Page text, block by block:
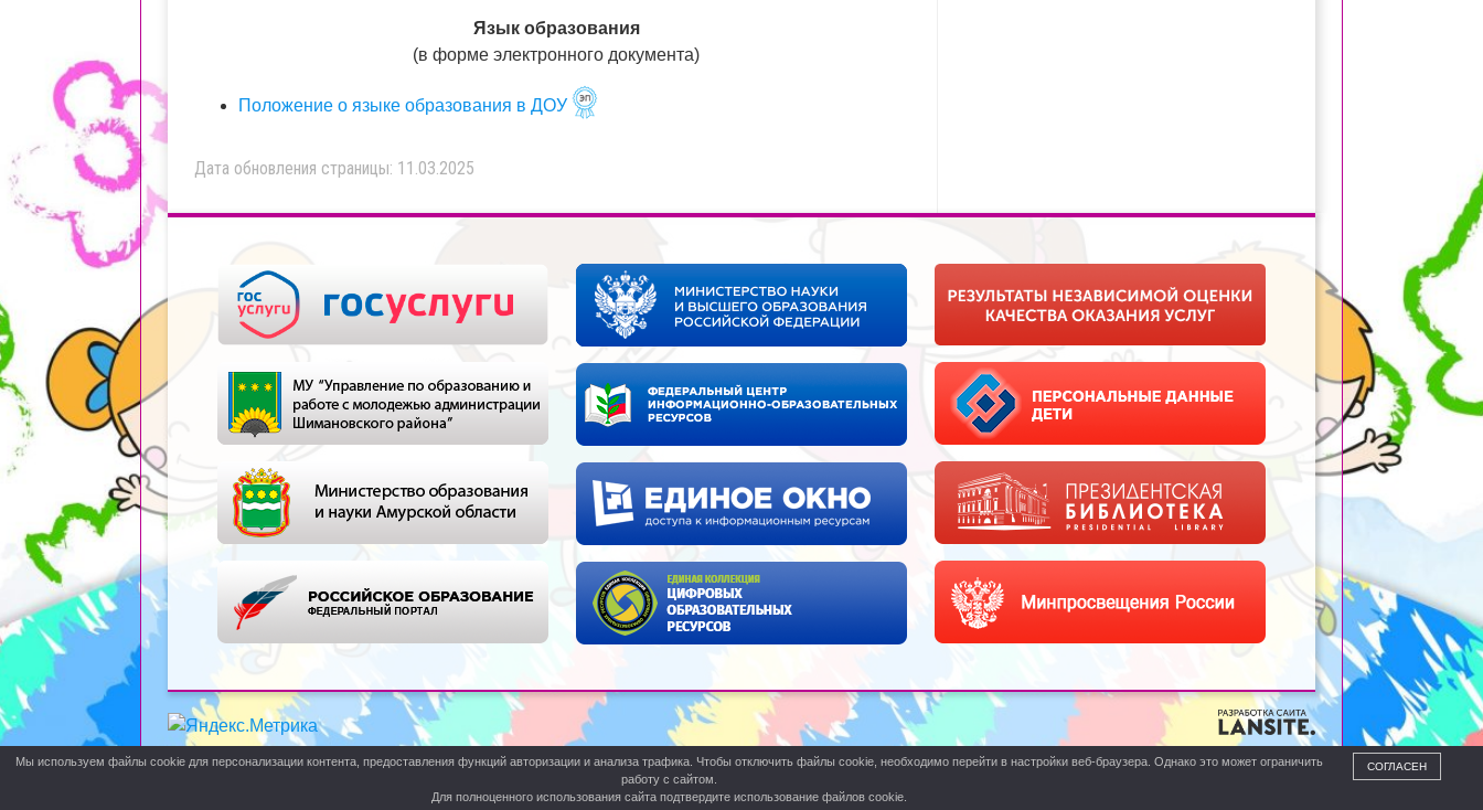
Язык образования
(в форме электронного документа)
Положение о языке образования в ДОУ
Дата обновления страницы: 11.03.2025
Мы используем файлы cookie для персонализации контента, предоставления функций авторизации и анализа трафика. Чтобы отключить файлы cookie, необходимо перейти в настройки веб-браузера. Однако это может ограничить
работу с сайтом.
Для полноценного использования сайта подтвердите использование файлов cookie.
СОГЛАСЕН